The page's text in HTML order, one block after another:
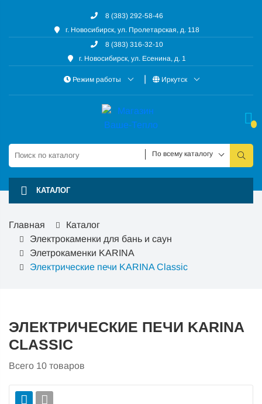
8 (383) 292-58-46
г. Новосибирск, ул. Пролетарская, д. 118
8 (383) 316-32-10
г. Новосибирск, ул. Есенина, д. 1
Режим работы Иркутск
По всему каталогу
КАТАЛОГ
Главная
Каталог
Электрокаменки для бань и саун
Элетрокаменки KARINA
Электрические печи KARINA Classic
ЭЛЕКТРИЧЕСКИЕ ПЕЧИ KARINA
CLASSIC
Всего 10 товаров